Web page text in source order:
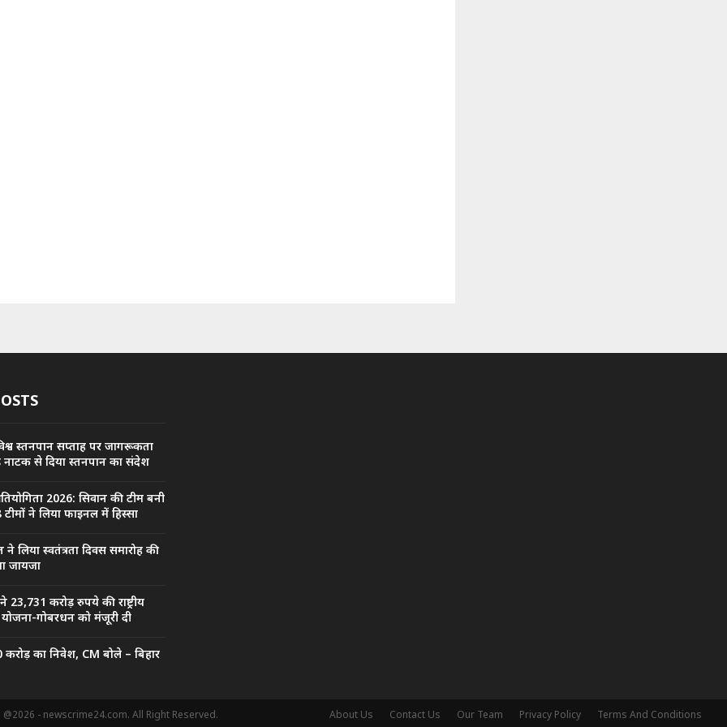
स्तनपान सप्ताह पर जागरूकता
नाटक से दिया स्तनपान का संदेश
2026: सिवान की टीम बनी
टीमों ने लिया फाइनल में हिस्सा
लिया स्वतंत्रता दिवस समारोह की
जायजा
23,731 करोड़ रुपये की राष्ट्रीय
गोबरधन को मंजूरी दी
करोड़ का निवेश, CM बोले – बिहार
- newscrime24.com. All Right Reserved. About Us Contact Us Our Team Privacy Policy Terms And Conditions